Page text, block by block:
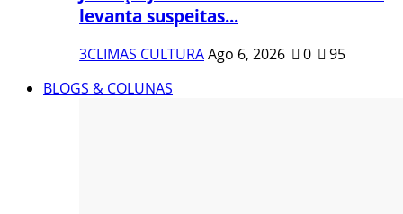
levanta suspeitas...
3CLIMAS CULTURAAgo 6, 2026 0
95
BLOGS & COLUNAS